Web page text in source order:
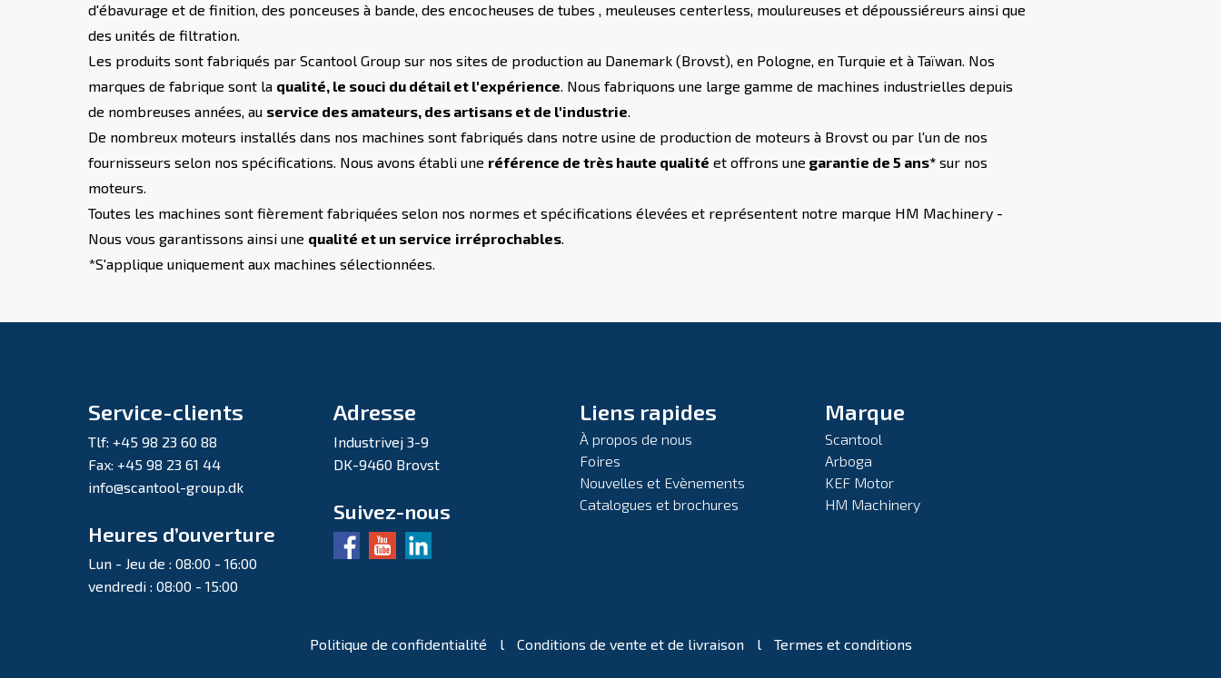
d'ébavurage et de finition, des ponceuses à bande, des encocheuses de tubes , meuleuses centerless, moulureuses et dépoussiéreurs ainsi que
des unités de filtration.
Les produits sont fabriqués par Scantool Group sur nos sites de production au Danemark (Brovst), en Pologne, en Turquie et à Taïwan. Nos
marques de fabrique sont la qualité, le souci du détail et l'expérience. Nous fabriquons une large gamme de machines industrielles depuis
de nombreuses années, au service des amateurs, des artisans et de l'industrie.
De nombreux moteurs installés dans nos machines sont fabriqués dans notre usine de production de moteurs à Brovst ou par l'un de nos
fournisseurs selon nos spécifications. Nous avons établi une référence de très haute qualité et offrons une garantie de 5 ans* sur nos
moteurs.
Toutes les machines sont fièrement fabriquées selon nos normes et spécifications élevées et représentent notre marque HM Machinery -
Nous vous garantissons ainsi une qualité et un service irréprochables.
*S'applique uniquement aux machines sélectionnées.
Service-clients
Tlf: +45 98 23 60 88
Fax: +45 98 23 61 44
info@scantool-group.dk
Heures d’ouverture
Lun - Jeu de : 08:00 - 16:00
vendredi : 08:00 - 15:00
Adresse
Industrivej 3-9
DK-9460 Brovst
Suivez-nous
Liens rapides
À propos de nous
Foires
Nouvelles et Evènements
Catalogues et brochures
Marque
Scantool
Arboga
KEF Motor
HM Machinery
Politique de confidentialité l Conditions de vente et de livraison l Termes et conditions